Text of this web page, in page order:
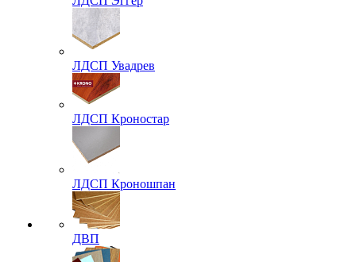
ЛДСП Увадрев
ЛДСП Кроностар
ЛДСП Кроношпан
ДВП